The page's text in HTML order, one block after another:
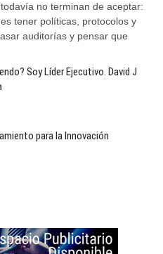
no terminan de aceptar:
tener políticas, protocolos y
auditorías y pensar que
Soy Líder Ejecutivo. David J
para la Innovación